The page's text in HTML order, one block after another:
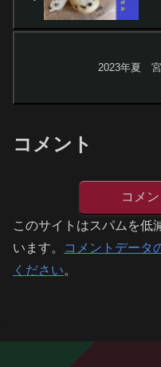
2023年夏
コメント
コメ
このサイトはスパムを低
います。
コメントデータ
ください。